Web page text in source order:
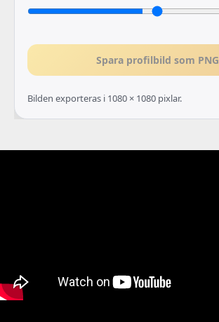
Spara profilbild som PNG
Bilden exporteras i 1080 × 1080 pixlar.